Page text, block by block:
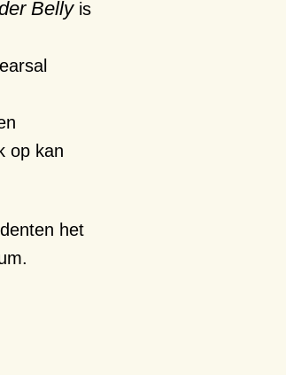
Bellyis
op kan
het